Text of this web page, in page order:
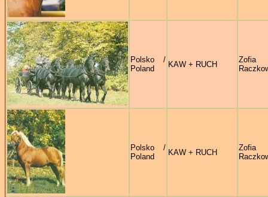
Polsko /
Poland
KAW + RUCH
Zofia
Polsko /
Poland
KAW + RUCH
Zofia